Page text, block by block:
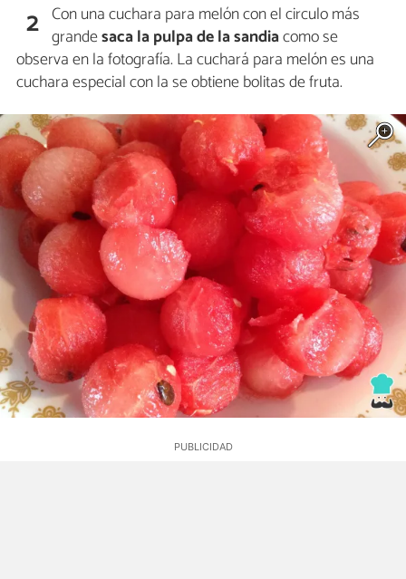
2 Con una cuchara para melón con el circulo más
grandesaca la pulpa de la sandiacomo se
observa en la fotografía. La cuchará para melón es una
cuchara especial con la se obtiene bolitas de fruta.